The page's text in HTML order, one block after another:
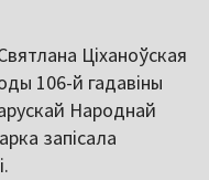
Ціханоўская
106-й гадавіны
Народнай
запісала